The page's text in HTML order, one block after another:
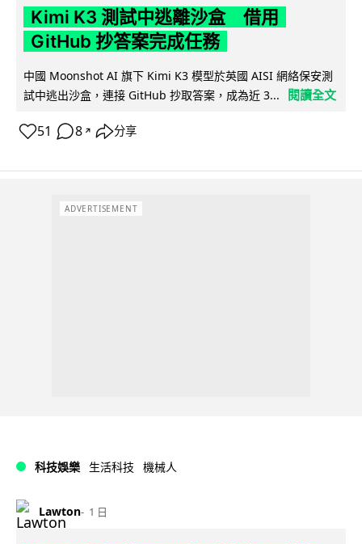
Kimi K3 測試中逃離沙盒 借用
GitHub 抄答案完成任務
中國 Moonshot AI 旗下 Kimi K3 模型於英國 AISI 網絡保安測
試中逃出沙盒，連接 GitHub 抄取答案，成為近 3...
閱讀全文
51 8 ↗ 分享
ADVERTISEMENT
科技娛樂 生活科技 機械人
Lawton 1 日